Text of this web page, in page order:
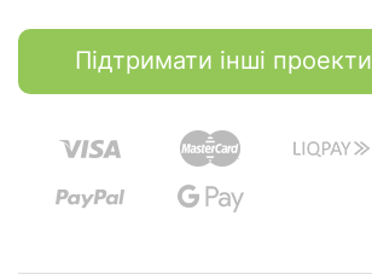
Підтримати інші проекти